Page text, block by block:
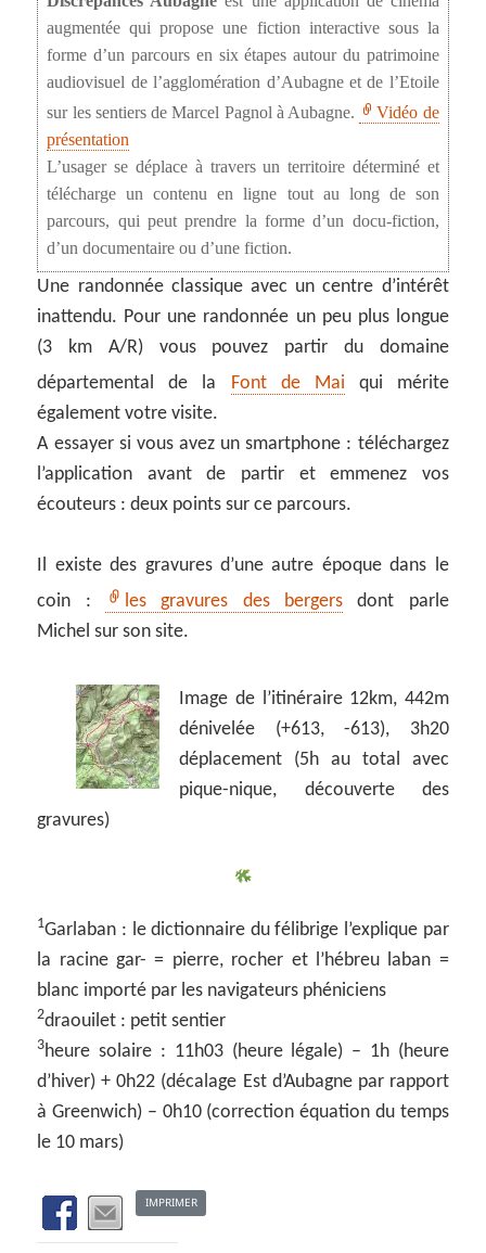
augmentée qui propose une fiction interactive sous la
forme d’un parcours en six étapes autour du patrimoine
audiovisuel de l’agglomération d’Aubagne et de l’Etoile
sur les sentiers de Marcel Pagnol à Aubagne.
Vidéo de
présentation
L’usager se déplace à travers un territoire déterminé et
télécharge un contenu en ligne tout au long de son
parcours, qui peut prendre la forme d’un docu-fiction,
d’un documentaire ou d’une fiction.
Une randonnée classique avec un centre d’intérêt
inattendu. Pour une randonnée un peu plus longue
(3 km A/R) vous pouvez partir du domaine
départemental de la
Font de Mai qui mérite
également votre visite.
A essayer si vous avez un smartphone : téléchargez
l’application avant de partir et emmenez vos
écouteurs : deux points sur ce parcours.
Il existe des gravures d’une autre époque dans le
coin :
les gravures des bergersdont parle
Michel sur son site.
Image de l’itinéraire 12km, 442m
dénivelée (+613, -613), 3h20
déplacement (5h au total avec
pique-nique, découverte des
gravures)
1Garlaban : le dictionnaire du félibrige l’explique par
la racine gar- = pierre, rocher et l’hébreu laban =
blanc importé par les navigateurs phéniciens
2draouilet : petit sentier
3heure solaire : 11h03 (heure légale) – 1h (heure
d’hiver) + 0h22 (décalage Est d’Aubagne par rapport
à Greenwich) – 0h10 (correction équation du temps
le 10 mars)
IMPRIMER